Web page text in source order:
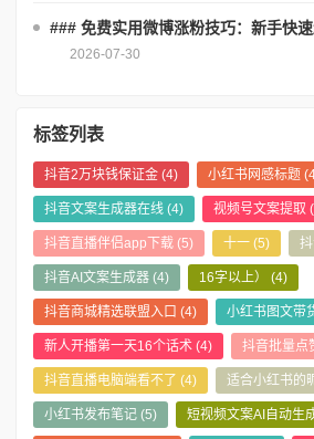
### 免费实用微博涨粉技巧：新手快
2026-07-30
标签列表
抖音2万块钱保证金 (4) 小红书网感标题
抖音文案生成器在线 (4) 视频号文案提取
抖音直播伴侣app下载 (5) 十一 (5)
抖音AI文案生成器 (4) 16字以上） (4)
抖音商城精选联盟入口 (4) 小红书图文带
新人开播第一天16个话术 (4) 抖音批量点
抖音直播电脑端看不了 (4) 适合小红书的
小红书发布笔记 (5) 短视频文案AI自动生